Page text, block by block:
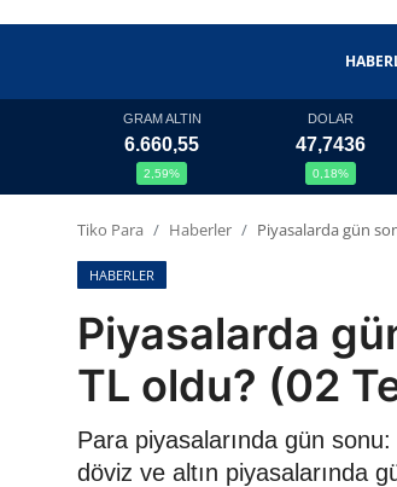
Altın Fiyatları
Döviz Kurları
Kripto Paralar
GRAM ALTIN
6.660,55
2,59%
DOLAR
47,7436
0,18%
Tiko Para Haberler Piyasalarda gün
HABERLER
Piyasalarda
TL oldu? (02
Para piyasalarında gün
döviz ve altın piyasalarında